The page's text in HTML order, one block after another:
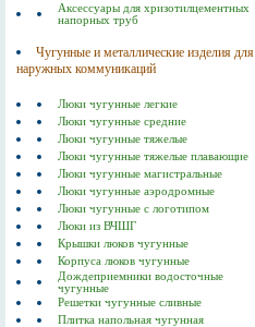
Аксессуары для хризотилцементных
напорных труб
Чугунные и металлические изделия для
наружных коммуникаций
Люки чугунные легкие
Люки чугунные средние
Люки чугунные тяжелые
Люки чугунные тяжелые плавающие
Люки чугунные магистральные
Люки чугунные аэродромные
Люки чугунные с логотипом
Люки из ВЧШГ
Крышки люков чугунные
Корпуса люков чугунные
Дождеприемники водосточные
чугунные
Решетки чугунные сливные
Плитка напольная чугунная